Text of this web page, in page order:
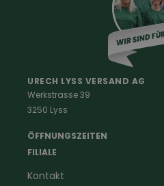
Schreinerbekleidung
Handwerker
Landwirtschaft
Kaminfeger
Gartenbau
URECH LYSS VERSAND AG
Werkstrasse 39
3250 Lyss
ÖFFNUNGSZEITEN
FILIALE
Kontakt